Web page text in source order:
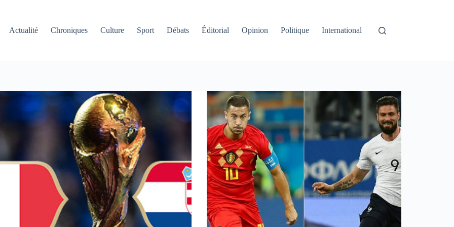
Actualité
Chroniques Culture Sport Débats Éditorial Opinion Politique International